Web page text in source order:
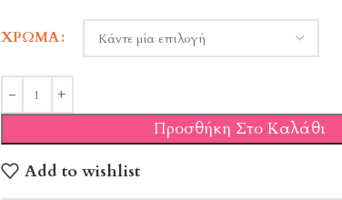
ΧΡΏΜΑ
Προσθήκη Στο Καλάθι
Add to wishlist